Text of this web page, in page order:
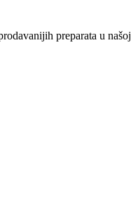
preparata u našoj